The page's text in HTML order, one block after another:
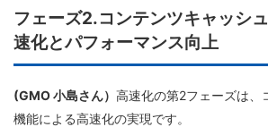
フェーズ2.コンテンツキャッシ
速化とパフォーマンス向上
(GMO 小島さん） 高速化の第2フェーズは、
機能による高速化の実現です。